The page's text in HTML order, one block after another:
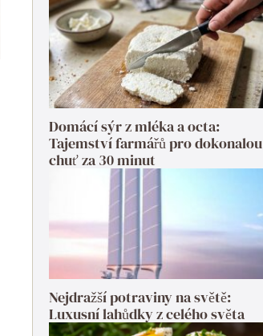
Domácí sýr z mléka a octa:
Tajemství farmářů pro dokonalou
chuť za 30 minut
Nejdražší potraviny na světě:
Luxusní lahůdky z celého světa